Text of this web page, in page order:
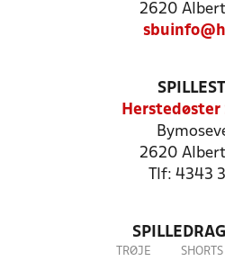
2620
Herstedøster
2620
Tlf: 4343
TRØJE SHORTS